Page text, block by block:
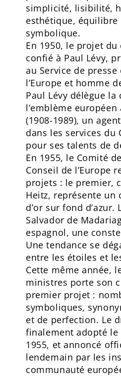
simplicité, lisibilité,
esthétique, équilibre
symbolique.
En 1950, le projet du
confié à Paul Lévy,
au Service de
l’Europe et homme
Paul Lévy délègue
l’emblème européen
(1908-1989), un
dans les services du
pour ses talents de
En 1955, le Comité
Conseil de l’Europe
projets : le premier,
Heitz, représente un
d’or sur fond d’azur.
Salvador de
espagnol, une
Une tendance se
entre les étoiles et
Cette même année,
ministres porte son
premier projet :
symboliques,
et de perfection. Le
finalement adopté le
1955, et annoncé
lendemain par les
communauté